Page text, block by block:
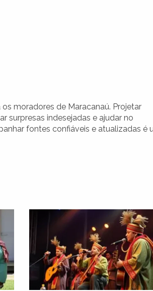
moradores de Maracanaú. Projetar
surpresas indesejadas e ajudar no
fontes confiáveis e atualizadas é